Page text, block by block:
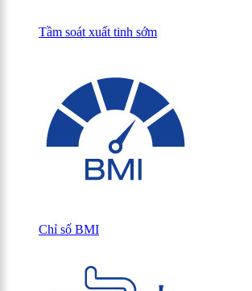
Tầm soát xuất tinh sớm
Chỉ số BMI